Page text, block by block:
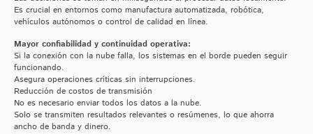
Es crucial en entornos como manufactura automatizada, robótica,
vehículos autónomos o control de calidad en línea.
Mayor confiabilidad y continuidad operativa:
Si la conexión con la nube falla, los sistemas en el borde pueden seguir
funcionando.
Asegura operaciones críticas sin interrupciones.
Reducción de costos de transmisión
No es necesario enviar todos los datos a la nube.
Solo se transmiten resultados relevantes o resúmenes, lo que ahorra
ancho de banda y dinero.